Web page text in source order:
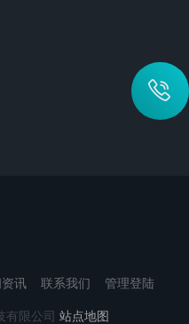
讯 联系我们 管理登陆
限公司 站点地图